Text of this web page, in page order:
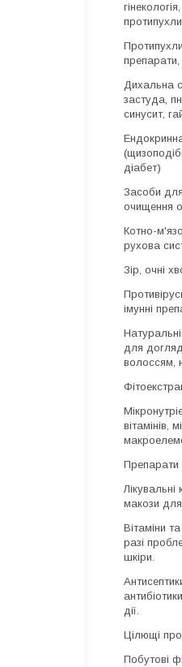
препарати,
Дихальна
застуда,
синусит,
діабет)
Засоби
очищення
Котно-
рухова
Зір, очні
імунні
для
волоссям,
вітамінів,
Препарати
макози для
Вітаміни
разі
шкіри.
дії.
Цілющі
Побутові